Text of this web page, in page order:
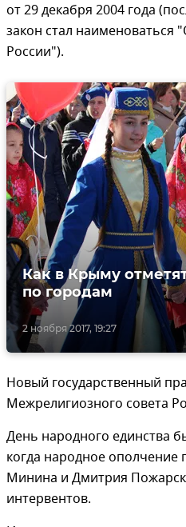
от 29 декабря 2004 года
закон стал наименоваться
России").
2 ноября 2017, 19:27
Как в Крыму
по городам
Новый государственный
Межрелигиозного совета
День народного единства
когда народное
Минина и Дмитрия
интервентов.